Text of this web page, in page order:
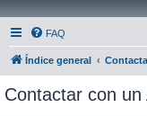
FAQ
Índice general
Contactar con